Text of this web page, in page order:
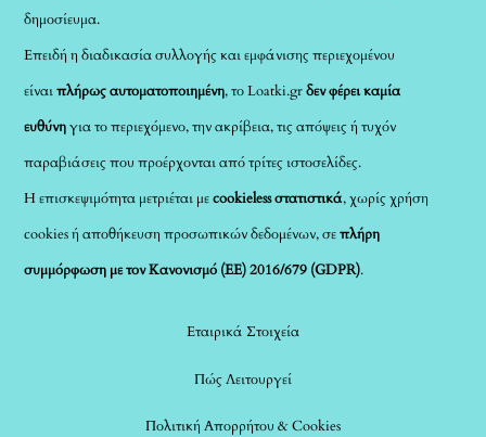
δημοσίευμα.
Επειδή η διαδικασία συλλογής και εμφάνισης περιεχομένου
είναιπλήρως αυτοματοποιημένη, το Loatki.grδεν φέρει καμία
ευθύνηγια το περιεχόμενο, την ακρίβεια, τις απόψεις ή τυχόν
παραβιάσεις που προέρχονται από τρίτες ιστοσελίδες.
Η επισκεψιμότητα μετριέται μεcookieless στατιστικά, χωρίς χρήση
cookies ή αποθήκευση προσωπικών δεδομένων, σεπλήρη
συμμόρφωση με τον Κανονισμό (ΕΕ) 2016/679 (GDPR).
Εταιρικά Στοιχεία
Πώς Λειτουργεί
Πολιτική Απορρήτου & Cookies